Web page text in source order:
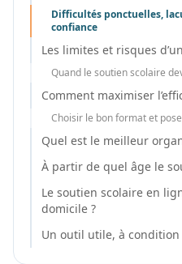
Difficultés ponctuelles,
confiance
Les limites et risques
Quand le soutien scolaire
Comment maximiser
Choisir le bon format et
Quel est le meilleur
À partir de quel âge le
Le soutien scolaire en
domicile ?
Un outil utile, à condition